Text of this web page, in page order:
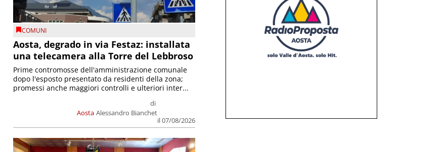
COMUNI
Aosta, degrado in via Festaz: installata
una telecamera alla Torre del Lebbroso
Aosta
di
Alessandro Bianchet
il 07/08/2026
Prime contromosse dell'amministrazione comunale
dopo l'esposto presentato da residenti della zona;
promessi anche maggiori controlli e ulteriori inter...